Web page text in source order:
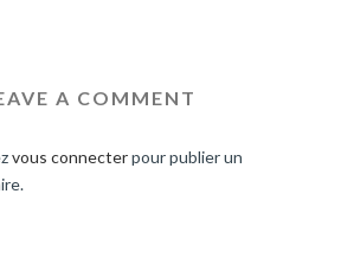
A COMMENT
vous connecterpour publier un